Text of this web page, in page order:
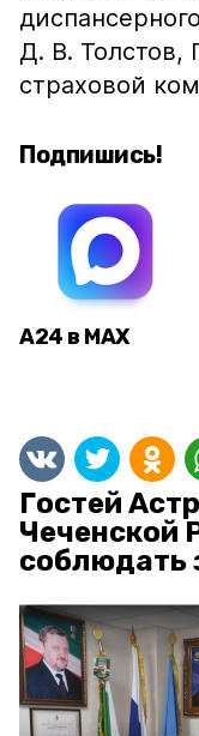
Д. В. Толстов,
страховой
Подпишись!
А24 в MAX
Гостей
Чеченской
соблюдать